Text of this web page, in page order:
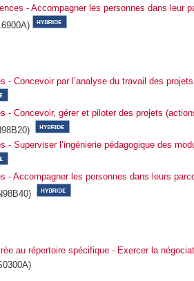
- Accompagner les personnes dans leur
- Concevoir par l’analyse du travail des
- Concevoir, gérer et piloter des projets
- Superviser l’ingénierie pédagogique des
- Accompagner les personnes dans leurs
au répertoire spécifique - Exercer la